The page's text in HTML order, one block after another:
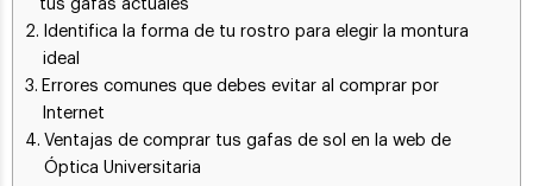
tus gafas actuales
Identifica la forma de tu rostro para elegir la montura
ideal
Errores comunes que debes evitar al comprar por
Internet
Ventajas de comprar tus gafas de sol en la web de
Óptica Universitaria